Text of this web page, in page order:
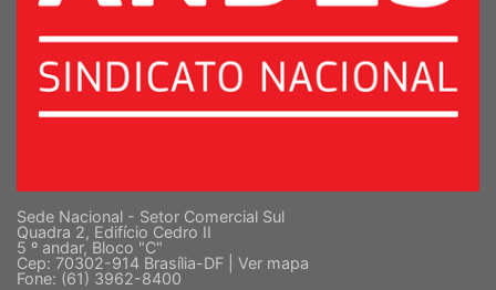
Sede Nacional - Setor Comercial Sul
Quadra 2, Edifício Cedro II
5 º andar, Bloco "C"
Cep: 70302-914 Brasília-DF | Ver mapa
Fone: (61) 3962-8400